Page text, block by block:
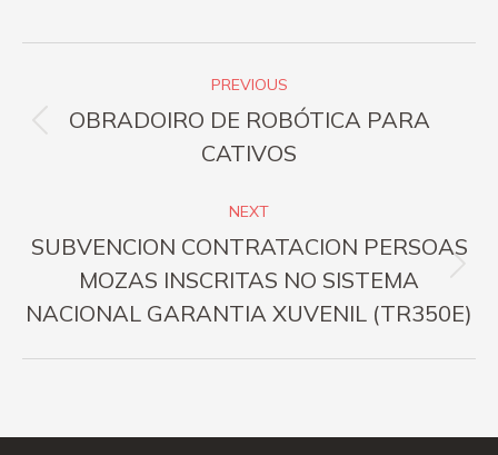
navigation
PREVIOUS
Previous
post:
OBRADOIRO DE ROBÓTICA PARA
CATIVOS
NEXT
Next
post:
SUBVENCION CONTRATACION PERSOAS
MOZAS INSCRITAS NO SISTEMA
NACIONAL GARANTIA XUVENIL (TR350E)